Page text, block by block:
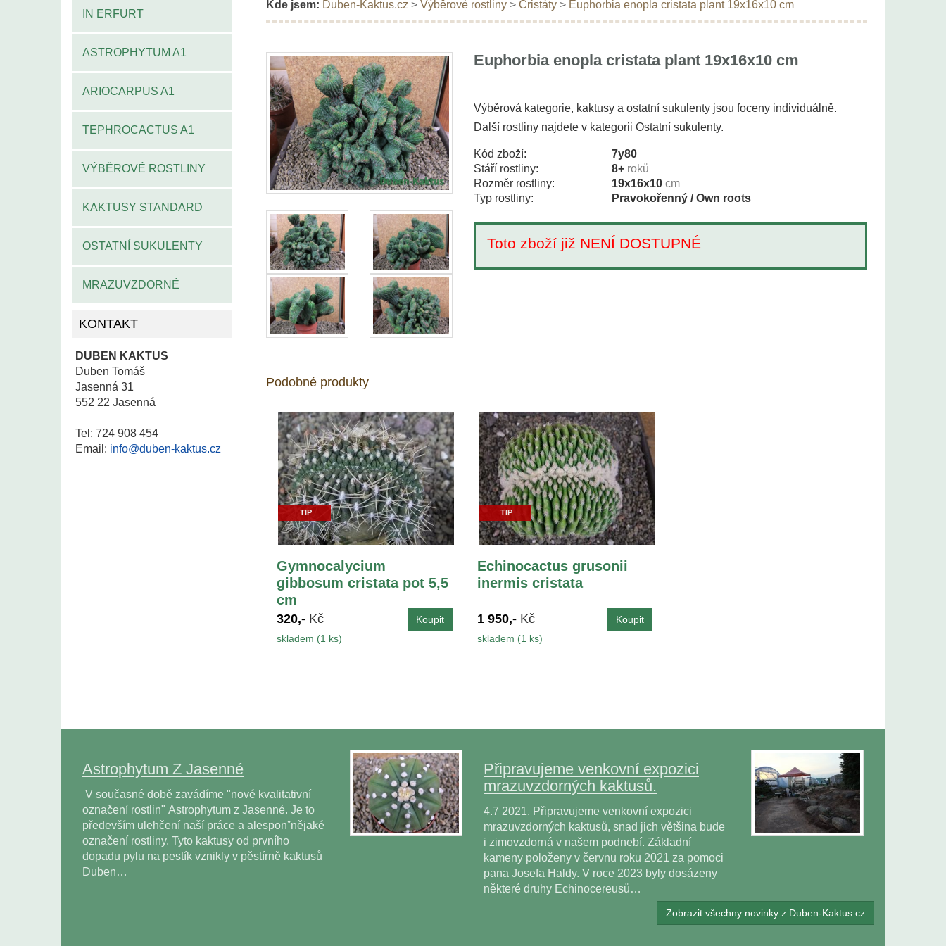
IN ERFURT
ASTROPHYTUM A1
ARIOCARPUS A1
TEPHROCACTUS A1
VÝBĚROVÉ ROSTLINY
KAKTUSY STANDARD
OSTATNÍ SUKULENTY
MRAZUVZDORNÉ
KONTAKT
DUBEN KAKTUS
Duben Tomáš
Jasenná 31
552 22 Jasenná
Tel: 724 908 454
Email: info@duben-kaktus.cz
Kde jsem: Duben-Kaktus.cz > Výběrové rostliny> Cristáty> Euphorbia enopla cristata plant 19x16x10 cm
Euphorbia enopla cristata plant 19x16x10 cm
Výběrová kategorie, kaktusy a ostatní sukulenty jsou foceny individuálně.
Další rostliny najdete v kategorii Ostatní sukulenty.
Kód zboží:
7y80
Stáří rostliny:
8+ roků
Rozměr rostliny:
19x16x10 cm
Typ rostliny:
Pravokořenný / Own roots
Toto zboží již NENÍ DOSTUPNÉ
Podobné produkty
TIP
Gymnocalycium
gibbosum cristata pot 5,5
cm
320,- Kč
skladem (1 ks)
TIP
Echinocactus grusonii
inermis cristata
1 950,- Kč
skladem (1 ks)
Astrophytum Z Jasenné
V současné době zavádíme "nové kvalitativní
označení rostlin" Astrophytum z Jasenné. Je to
především ulehčení naší práce a alesponˇnějaké
označení rostliny. Tyto kaktusy od prvního
dopadu pylu na pestík vznikly v pěstírně kaktusů
Duben…
Připravujeme venkovní expozici
mrazuvzdorných kaktusů.
4.7 2021. Připravujeme venkovní expozici
mrazuvzdorných kaktusů, snad jich většina bude
i zimovzdorná v našem podnebí. Základní
kameny položeny v červnu roku 2021 za pomoci
pana Josefa Haldy. V roce 2023 byly dosázeny
některé druhy Echinocereusů…
Zobrazit všechny novinky z Duben-Kaktus.cz